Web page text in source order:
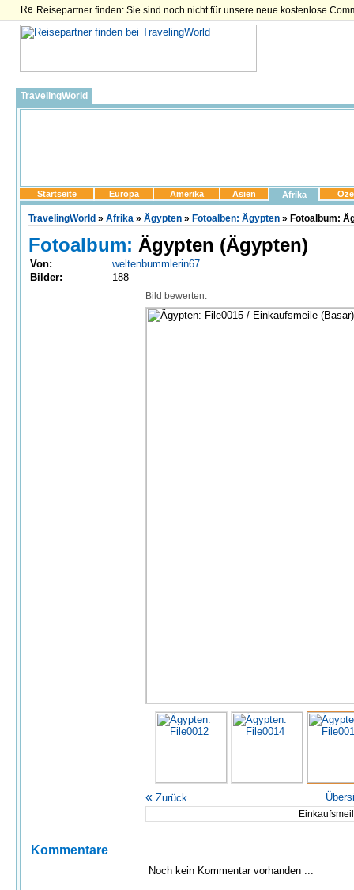
Reisepartner finden: Sie sind noch nicht für unsere neue kostenlose
TravelingWorld
Startseite Europa Amerika Asien Afrika
TravelingWorld » Afrika » Ägypten » Fotoalben: Ägypten » Fotoalbum:
Fotoalbum: Ägypten (Ägypten)
Von:
weltenbummlerin67
Bilder:
188
Bild bewerten:
« Zurück
Kommentare
Noch kein Kommentar vorhanden ...